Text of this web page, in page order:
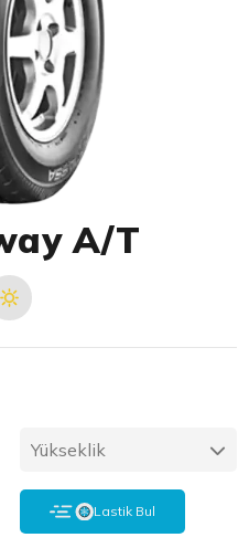
A/T
Yükseklik
Lastik Bul